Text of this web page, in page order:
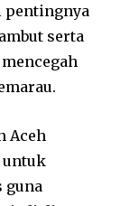
pentingnya
serta
Aceh
untuk
guna